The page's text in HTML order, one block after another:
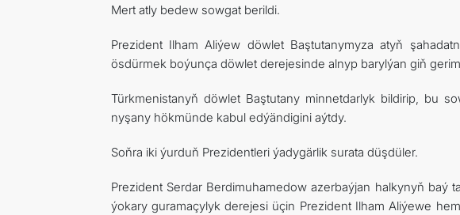
Mert atly bedew sowgat berildi.
Prezident Ilham Aliýew döwlet Baştutanymyza atyň
ösdürmek boýunça döwlet derejesinde alnyp barylýan giň
Türkmenistanyň döwlet Baştutany minnetdarlyk bildirip, bu
nyşany hökmünde kabul edýändigini aýtdy.
Soňra iki ýurduň Prezidentleri ýadygärlik surata düşdüler.
Prezident Serdar Berdimuhamedow azerbaýjan halkynyň
ýokary guramaçylyk derejesi üçin Prezident Ilham Aliýewe